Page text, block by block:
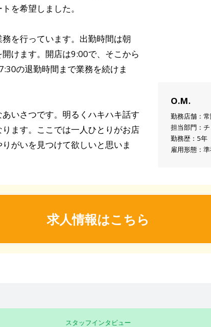
O.M.
勤務店舗：
担当部門：
勤務歴：5年
雇用形態：準
を希望しました。
を行っています。出勤時間は朝
けます。開店は9:00で、そこから
の退勤時間まで業務を続けま
いさつです。明るくハキハキ話す
ます。ここでは一人ひとりがお店
がいを見つけて欲しいと思いま
求人情報はこちら
スタッフインタビュー